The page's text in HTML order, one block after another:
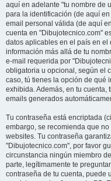
aquí en adelante "tu nombre de
para la identificación (de aquí
email personal válida (de aquí
cuenta en "Dibujotecnico.com"
datos aplicables en el país en
información más allá de tu
e-mail requerida por
obligatoria u opcional, según el
caso, tú tienes la opción de qué
exhibida. Además, en tu
emails generados
Tu contraseña está encriptada
embargo, se recomienda que
websites. Tu contraseña
"Dibujotecnico.com", por favor
circunstancia ningún miembro
parte, legítimamente te
contraseña de tu cuenta, puede